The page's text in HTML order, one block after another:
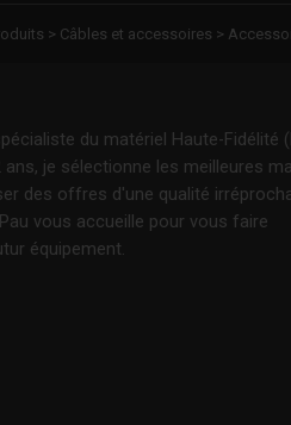
> Câbles et accessoires >
du matériel Haute-Fidélité
ans, je sélectionne les meilleures
des offres d'une qualité
vous accueille pour vous faire
équipement.